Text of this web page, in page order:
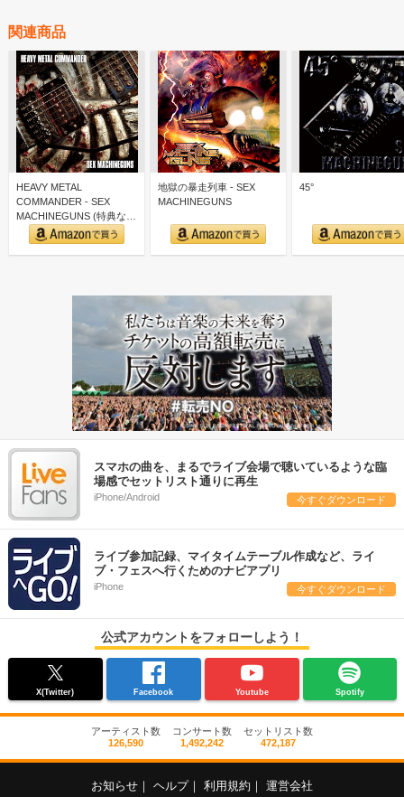
関連商品
HEAVY METAL
COMMANDER - SEX
MACHINEGUNS (特典な
し)
地獄の暴走列車 - SEX
MACHINEGUNS
45°
スマホの曲を、まるでライブ会場で聴いているような臨
場感でセットリスト通りに再生
iPhone/Android 今すぐダウンロード
ライブ参加記録、マイタイムテーブル作成など、ライ
ブ・フェスへ行くためのナビアプリ
iPhone 今すぐダウンロード
公式アカウントをフォローしよう！
X(Twitter) Facebook Youtube Spotify
アーティスト数
126,590
コンサート数
1,492,242
セットリスト数
472,187
お知らせ ヘルプ 利用規約 運営会社